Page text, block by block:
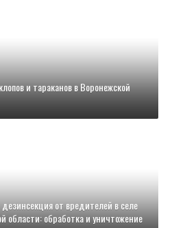
и тараканов в Воронежской
от вредителей в селе
области: обработка и уничтожение